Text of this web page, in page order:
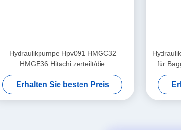
Hydraulikpumpe Hpv091 HMGC32
HMGE36 Hitachi zerteilt/die
Hydraulikpumpe-Bewegungsteile
Erhalten Sie besten Preis
für